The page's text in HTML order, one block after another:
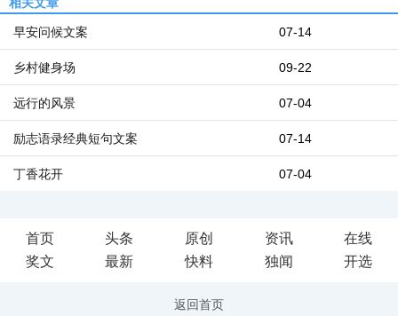
07-14
早安问候文案
09-22
乡村健身场
07-04
远行的风景
07-14
励志语录经典短句文案
07-04
丁香花开
首页 头条 原创 资讯
在线
奖文
最新 快料 独闻 开选
返回首页